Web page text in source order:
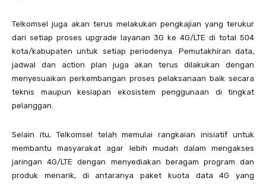
Telkomsel juga akan terus melakukan pengkajian yang terukur
dari setiap proses upgrade layanan 3G ke 4G/LTE di total 504
kota/kabupaten untuk setiap periodenya. Pemutakhiran data,
jadwal dan action plan juga akan terus dilakukan dengan
menyesuaikan perkembangan proses pelaksanaan baik secara
teknis maupun kesiapan ekosistem penggunaan di tingkat
pelanggan.
Selain itu, Telkomsel telah memulai rangkaian inisiatif untuk
membantu masyarakat agar lebih mudah dalam mengakses
jaringan 4G/LTE dengan menyediakan beragam program dan
produk menarik, di antaranya paket kuota data 4G yang